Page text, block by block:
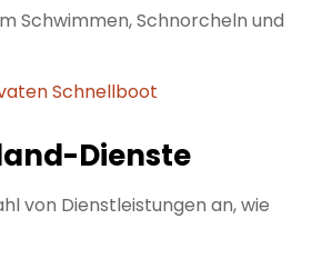
Schwimmen, Schnorcheln und
Schnellboot
Dienste
von Dienstleistungen an, wie